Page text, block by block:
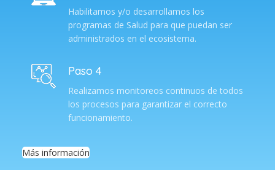
Habilitamos y/o desarrollamos los
programas de Salud para que puedan ser
administrados en el ecosistema.
Paso 4
Realizamos monitoreos continuos de todos
los procesos para garantizar el correcto
funcionamiento.
Más información